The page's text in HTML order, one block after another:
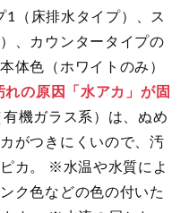
1（床排水タイプ）、ス
、カウンタータイプの
体色（ホワイトのみ）
の原因「水アカ」が固
機ガラス系）は、ぬめ
がつきにくいので、汚
カ。
※水温や水質によ
ク色などの色の付いた